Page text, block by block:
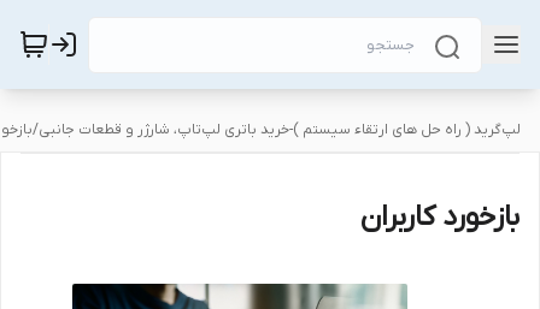
لپ‌گرید ( راه‌ حل های ارتقاء سیستم )-خرید باتری لپ‌تاپ، شارژر و قطعات جانبی/
بازخورد کاربران